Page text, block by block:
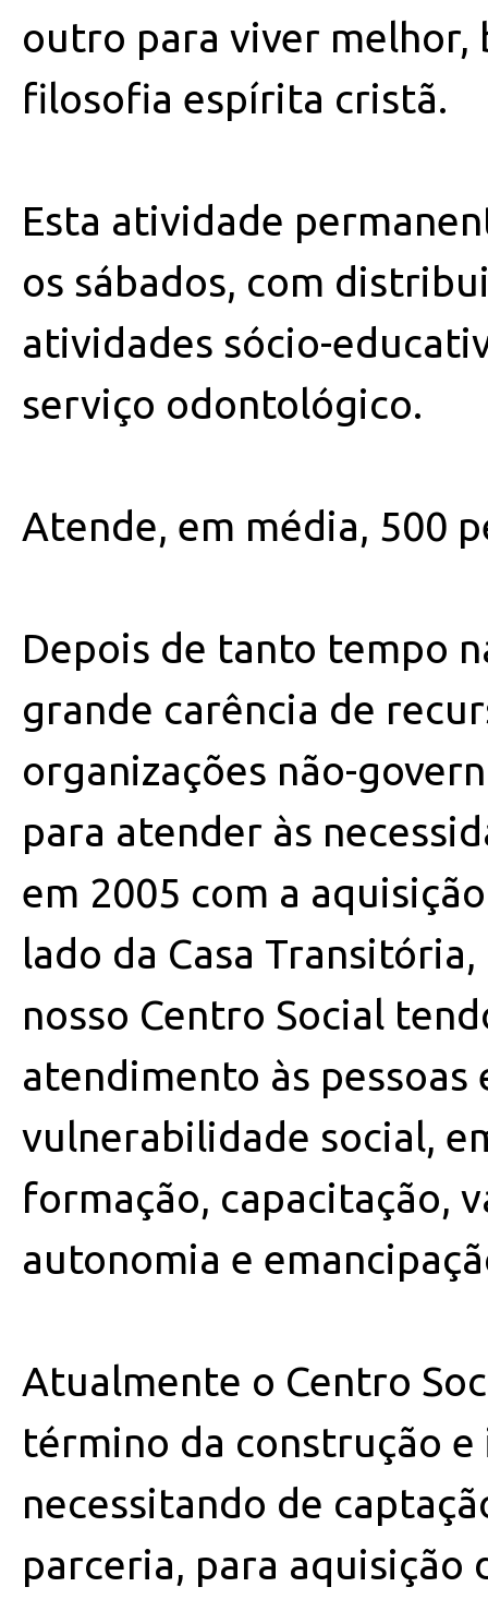
outro para viver melhor,
filosofia espírita cristã.
Esta atividade
os sábados, com
atividades sócio-
serviço odontológico.
Atende, em média, 500
Depois de tanto tempo
grande carência de
organizações não-
para atender às
em 2005 com a
lado da Casa
nosso Centro Social
atendimento às pessoas
vulnerabilidade social,
formação, capacitação,
autonomia e
Atualmente o Centro
término da construção
necessitando de
parceria, para aquisição